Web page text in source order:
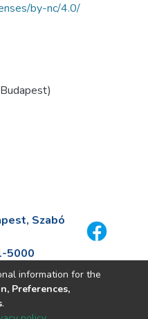
by-nc/4.0/
Szabó
5000
information for the
Preferences,
.